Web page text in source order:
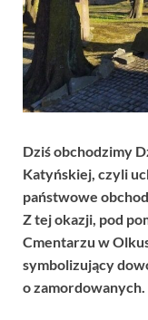
Dziś obchodzimy
Katyńskiej, czyli
państwowe
Z tej okazji, pod
Cmentarzu w
symbolizujący
o zamordowanych.